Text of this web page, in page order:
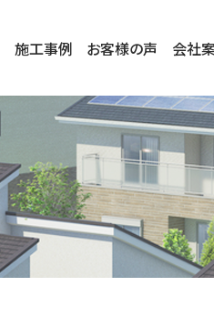
施工事例 お客様の声 会社